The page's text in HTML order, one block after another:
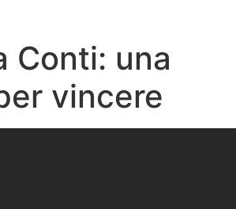
Conti: una
vincere